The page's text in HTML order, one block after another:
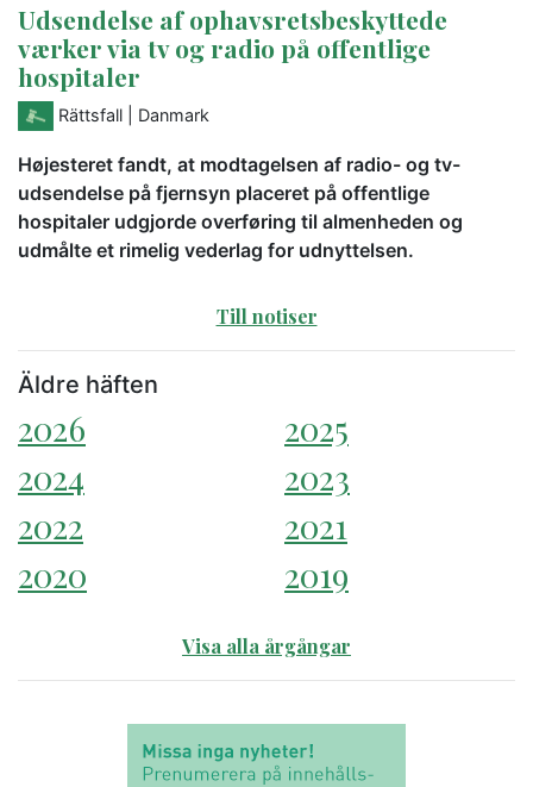
Udsendelse af ophavsretsbeskyttede
værker via tv og radio på offentlige
hospitaler
Rättsfall | Danmark
Højesteret fandt, at modtagelsen af radio- og tv-
udsendelse på fjernsyn placeret på offentlige
hospitaler udgjorde overføring til almenheden og
udmålte et rimelig vederlag for udnyttelsen.
Till notiser
Äldre häften
2026
2025
2024
2023
2022
2021
2020
2019
Visa alla årgångar